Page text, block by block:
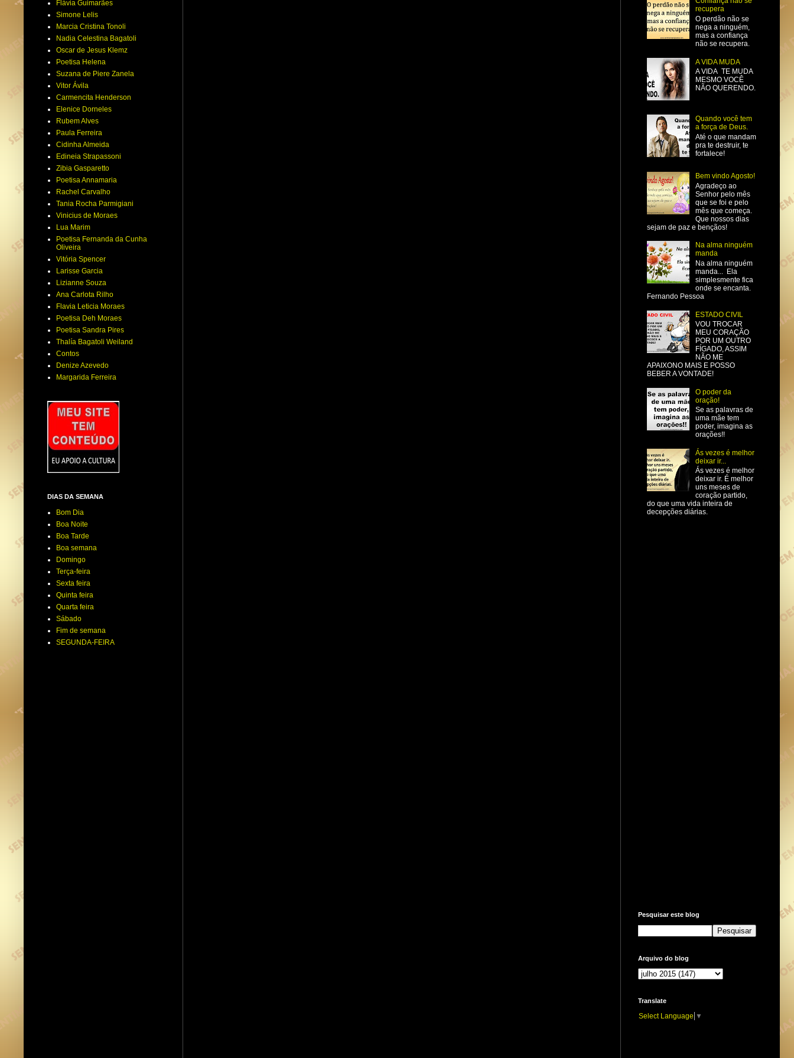
Flávia Guimarães
Simone Lelis
Marcia Cristina Tonoli
Nadia Celestina Bagatoli
Oscar de Jesus Klemz
Poetisa Helena
Suzana de Piere Zanela
Vitor Ávila
Carmencita Henderson
Elenice Dorneles
Rubem Alves
Paula Ferreira
Cidinha Almeida
Edineia Strapassoni
Zibia Gasparetto
Poetisa Annamaria
Rachel Carvalho
Tania Rocha Parmigiani
Vinicius de Moraes
Lua Marim
Poetisa Fernanda da Cunha
Oliveira
Vitória Spencer
Larisse Garcia
Lizianne Souza
Ana Carlota Rilho
Flavia Leticia Moraes
Poetisa Deh Moraes
Poetisa Sandra Pires
Thalía Bagatoli Weiland
Contos
Denize Azevedo
Margarida Ferreira
DIAS DA SEMANA
Bom Dia
Boa Noite
Boa Tarde
Boa semana
Domingo
Terça-feira
Sexta feira
Quinta feira
Quarta feira
Sábado
Fim de semana
SEGUNDA-FEIRA
recupera
O perdão não se
nega a ninguém,
mas a confiança
não se recupera.
A VIDA MUDA
A VIDA TE MUDA
MESMO VOCÊ
NÃO QUERENDO.
Quando você tem
a força de Deus.
Até o que mandam
pra te destruir, te
fortalece!
Bem vindo Agosto!
Agradeço ao
Senhor pelo mês
que se foi e pelo
mês que começa.
Que nossos dias
sejam de paz e bençãos!
Na alma ninguém
manda
Na alma ninguém
manda... Ela
simplesmente fica
onde se encanta.
Fernando Pessoa
ESTADO CIVIL
VOU TROCAR
MEU CORAÇÃO
POR UM OUTRO
FÍGADO, ASSIM
NÃO ME
APAIXONO MAIS E POSSO
BEBER A VONTADE!
O poder da
oração!
Se as palavras de
uma mãe tem
poder, imagina as
orações!!
Ás vezes é melhor
deixar ir...
Ás vezes é melhor
deixar ir. É melhor
uns meses de
coração partido,
do que uma vida inteira de
decepções diárias.
Pesquisar este blog
Arquivo do blog
Translate
Select Language ▼